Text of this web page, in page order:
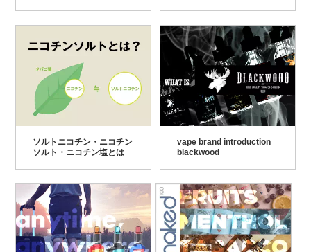
ソルトニコチン・ニコチン
ソルト・ニコチン塩とは
vape brand introduction
blackwood